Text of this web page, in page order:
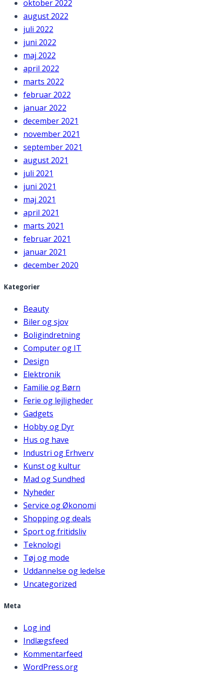
oktober 2022
august 2022
juli 2022
juni 2022
maj 2022
april 2022
marts 2022
februar 2022
januar 2022
december 2021
november 2021
september 2021
august 2021
juli 2021
juni 2021
maj 2021
april 2021
marts 2021
februar 2021
januar 2021
december 2020
Kategorier
Beauty
Biler og sjov
Boligindretning
Computer og IT
Design
Elektronik
Familie og Børn
Ferie og lejligheder
Gadgets
Hobby og Dyr
Hus og have
Industri og Erhverv
Kunst og kultur
Mad og Sundhed
Nyheder
Service og Økonomi
Shopping og deals
Sport og fritidsliv
Teknologi
Tøj og mode
Uddannelse og ledelse
Uncategorized
Meta
Log ind
Indlægsfeed
Kommentarfeed
WordPress.org